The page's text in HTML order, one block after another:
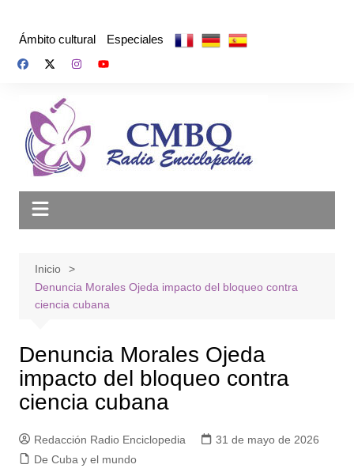
Ámbito cultural Especiales
Inicio
Denuncia Morales Ojeda impacto del bloqueo contra
ciencia cubana
Denuncia Morales Ojeda
impacto del bloqueo contra
ciencia cubana
Redacción Radio Enciclopedia
31 de mayo de 2026
De Cuba y el mundo